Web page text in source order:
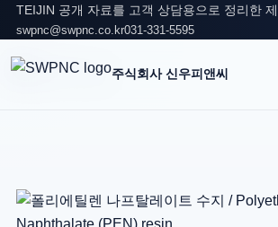
TEIJIN 공개 자료를 고객 상담용으로 정리한
swpnc@swpnc.co.kr031-331-5595
주식회사 신우피앤씨